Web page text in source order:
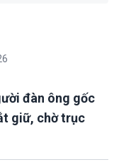
đàn ông gốc
giữ, chờ trục